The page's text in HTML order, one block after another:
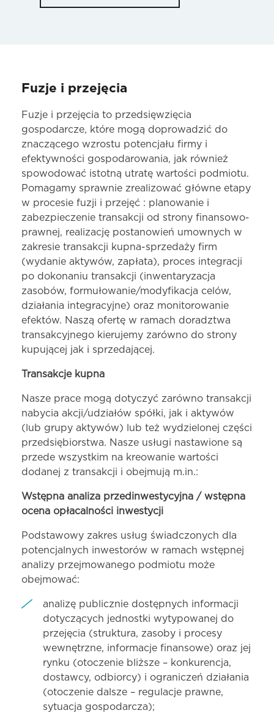
Fuzje i przejęcia
Fuzje i przejęcia to przedsięwzięcia
gospodarcze, które mogą doprowadzić do
znaczącego wzrostu potencjału firmy i
efektywności gospodarowania, jak również
spowodować istotną utratę wartości podmiotu.
Pomagamy sprawnie zrealizować główne etapy
w procesie fuzji i przejęć : planowanie i
zabezpieczenie transakcji od strony finansowo-
prawnej, realizację postanowień umownych w
zakresie transakcji kupna-sprzedaży firm
(wydanie aktywów, zapłata), proces integracji
po dokonaniu transakcji (inwentaryzacja
zasobów, formułowanie/modyfikacja celów,
działania integracyjne) oraz monitorowanie
efektów. Naszą ofertę w ramach doradztwa
transakcyjnego kierujemy zarówno do strony
kupującej jak i sprzedającej.
Transakcje kupna
Nasze prace mogą dotyczyć zarówno transakcji
nabycia akcji/udziałów spółki, jak i aktywów
(lub grupy aktywów) lub też wydzielonej części
przedsiębiorstwa. Nasze usługi nastawione są
przede wszystkim na kreowanie wartości
dodanej z transakcji i obejmują m.in.:
Wstępna analiza przedinwestycyjna / wstępna
ocena opłacalności inwestycji
Podstawowy zakres usług świadczonych dla
potencjalnych inwestorów w ramach wstępnej
analizy przejmowanego podmiotu może
obejmować:
analizę publicznie dostępnych informacji
dotyczących jednostki wytypowanej do
przejęcia (struktura, zasoby i procesy
wewnętrzne, informacje finansowe) oraz jej
rynku (otoczenie bliższe – konkurencja,
dostawcy, odbiorcy) i ograniczeń działania
(otoczenie dalsze – regulacje prawne,
sytuacja gospodarcza);